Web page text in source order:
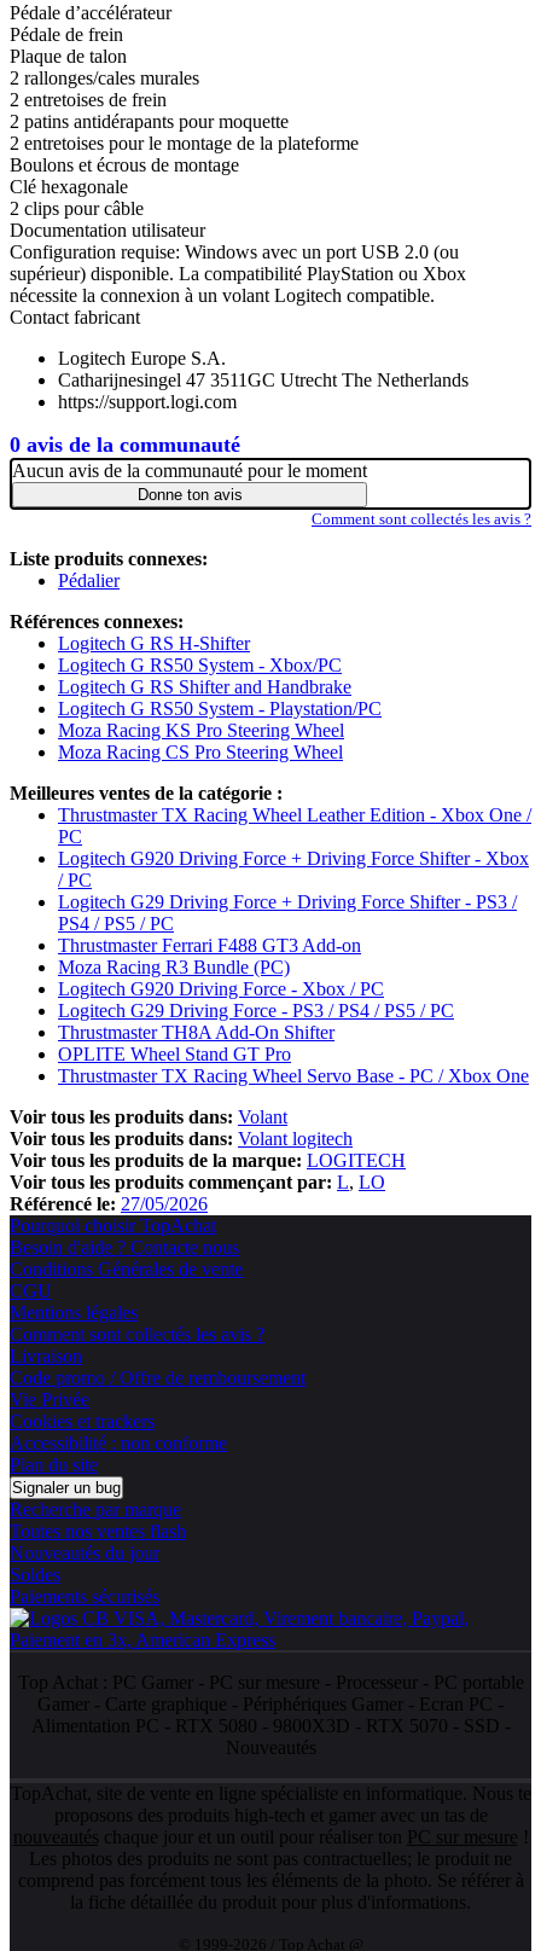
0 avis de la communauté
Pédale d’accélérateur
Pédale de frein
Plaque de talon
2 rallonges/cales murales
2 entretoises de frein
2 patins antidérapants pour moquette
2 entretoises pour le montage de la plateforme
Boulons et écrous de montage
Clé hexagonale
2 clips pour câble
Documentation utilisateur
Configuration requise: Windows avec un port USB 2.0 (ou
supérieur) disponible. La compatibilité PlayStation ou Xbox
nécessite la connexion à un volant Logitech compatible.
Contact fabricant
Logitech Europe S.A.
Catharijnesingel 47 3511GC Utrecht The Netherlands
https://support.logi.com
Aucun avis de la communauté pour le moment
Donne ton avis
Comment sont collectés les avis ?
Liste produits connexes:
Pédalier
Références connexes:
Logitech G RS H-Shifter
Logitech G RS50 System - Xbox/PC
Logitech G RS Shifter and Handbrake
Logitech G RS50 System - Playstation/PC
Moza Racing KS Pro Steering Wheel
Moza Racing CS Pro Steering Wheel
Meilleures ventes de la catégorie :
Thrustmaster TX Racing Wheel Leather Edition - Xbox One /
PC
Logitech G920 Driving Force + Driving Force Shifter - Xbox
/ PC
Logitech G29 Driving Force + Driving Force Shifter - PS3 /
PS4 / PS5 / PC
Thrustmaster Ferrari F488 GT3 Add-on
Moza Racing R3 Bundle (PC)
Logitech G920 Driving Force - Xbox / PC
Logitech G29 Driving Force - PS3 / PS4 / PS5 / PC
Thrustmaster TH8A Add-On Shifter
OPLITE Wheel Stand GT Pro
Thrustmaster TX Racing Wheel Servo Base - PC / Xbox One
Voir tous les produits dans: Volant
Voir tous les produits dans: Volant logitech
Voir tous les produits de la marque: LOGITECH
Voir tous les produits commençant par: L LO
Référencé le: 27/05/2026
Pourquoi choisir TopAchat
Besoin d'aide ? Contacte nous
Conditions Générales de vente
CGU
Mentions légales
Comment sont collectés les avis ?
Livraison
Code promo / Offre de remboursement
Vie Privée
Cookies et trackers
Accessibilité : non conforme
Plan du site
Signaler un bug
Recherche par marque
Toutes nos ventes flash
Nouveautés du jour
Soldes
Paiements sécurisés
Top Achat : PC Gamer- PC sur mesure - Processeur- PC portable
Gamer - Carte graphique - Périphériques Gamer - Ecran PC -
Alimentation PC - RTX 5080 - 9800X3D - RTX 5070 - SSD -
Nouveautés
TopAchat, site de vente en ligne spécialiste en informatique. Nous te
proposons des produits high-tech et gamer avec un tas de
nouveautés chaque jour et un outil pour réaliser ton PC sur mesure !
Les photos des produits ne sont pas contractuelles; le produit ne
comprend pas forcément tous les éléments de la photo. Se référer à
la fiche détaillée du produit pour plus d'informations.
© 1999-2026 / Top Achat @